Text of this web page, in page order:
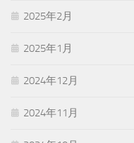
2025年2月
2025年1月
2024年12月
2024年11月